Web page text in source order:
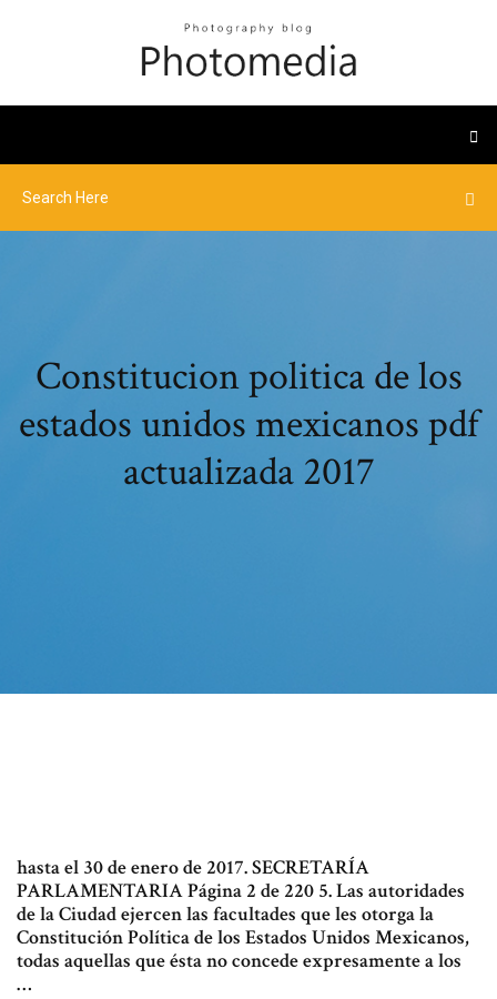
Constitucion politica de los
estados unidos mexicanos pdf
actualizada 2017
hasta el 30 de enero de 2017. SECRETARÍA
PARLAMENTARIA Página 2 de 220 5. Las autoridades
de la Ciudad ejercen las facultades que les otorga la
Constitución Política de los Estados Unidos Mexicanos,
todas aquellas que ésta no concede expresamente a los
…